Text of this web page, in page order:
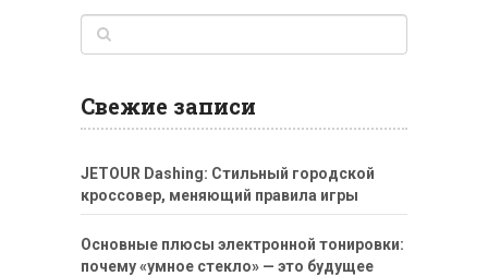
Свежие записи
JETOUR Dashing: Стильный городской
кроссовер, меняющий правила игры
Основные плюсы электронной тонировки:
почему «умное стекло» — это будущее